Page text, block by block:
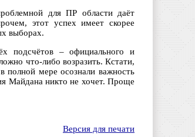
для ПР области даёт
этот успех имеет скорее
выборах.
подсчётов – официального и
что-либо возразить. Кстати,
полной мере осознали важность
Майдана никто не хочет. Проще
Версия для печати